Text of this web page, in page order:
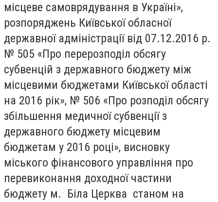
місцеве самоврядування в Україні»,
розпоряджень Київської обласної
державної адміністрації від 07.12.2016 р.
№ 505 «Про перерозподіл обсягу
субвенцій з державного бюджету між
місцевими бюджетами Київської області
на 2016 рік», № 506 «Про розподіл обсягу
збільшення медичної субвенції з
державного бюджету місцевим
бюджетам у 2016 році», висновку
міського фінансового управління про
перевиконання доходної частини
бюджету м. Біла Церква станом на